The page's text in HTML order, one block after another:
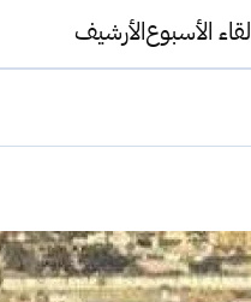
لقاء الأسبوعالأرشيف